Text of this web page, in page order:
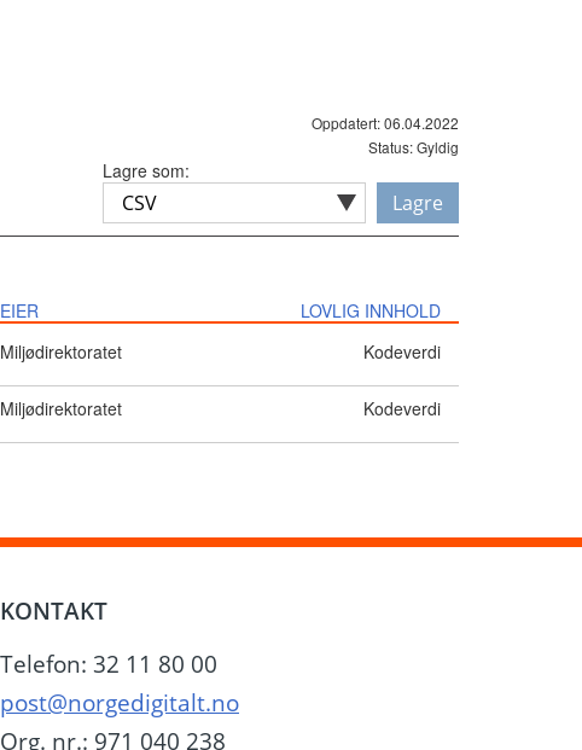
Oppdatert: 06.04.2022
Status: Gyldig
Lagre som:
Lagre
EIER
LOVLIG INNHOLD
Miljødirektoratet Kodeverdi
Miljødirektoratet
Kodeverdi